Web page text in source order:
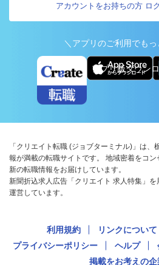
アカウントをお持ちの方 ロ
＼アプリのご利用でも
アプリ版ダウン
「クリエイト転職 (ジョブターミナル)」は
報が満載の転職サイトです。 地域密着をコ
新の転職情報をお届けしています。
新聞折込求人広告「クリエイト 求人特集」
運営しています。
利用規約 リンクについて
プライバシーポリシー
ヘルプ
掲載をお考えの